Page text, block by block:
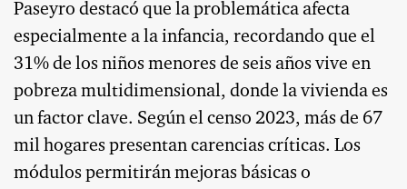
Paseyro destacó que la problemática afecta
especialmente a la infancia, recordando que el
31% de los niños menores de seis años vive en
pobreza multidimensional, donde la vivienda es
un factor clave. Según el censo 2023, más de 67
mil hogares presentan carencias críticas. Los
módulos permitirán mejoras básicas o